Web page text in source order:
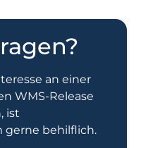
an einer
WMS-Release
ist
gerne behilflich.